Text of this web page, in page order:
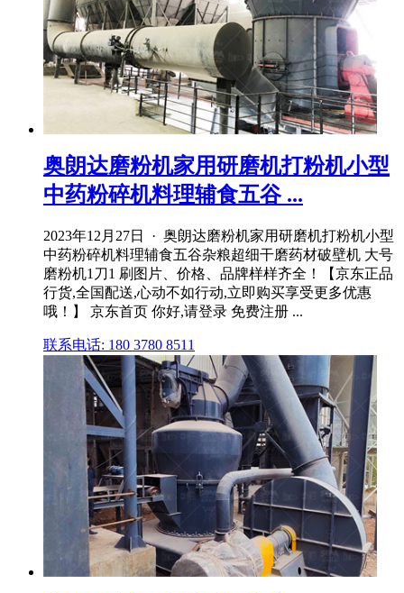
奥朗达磨粉机家用研磨机打粉机小型
中药粉碎机料理辅食五谷 ...
2023年12月27日 · 奥朗达磨粉机家用研磨机打粉机小型
中药粉碎机料理辅食五谷杂粮超细干磨药材破壁机 大号
磨粉机1刀1 刷图片、价格、品牌样样齐全！【京东正品
行货,全国配送,心动不如行动,立即购买享受更多优惠
哦！】 京东首页 你好,请登录 免费注册 ...
联系电话: 180 3780 8511